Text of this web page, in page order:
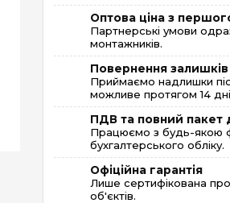
Оптова ціна з
Партнерські умови
монтажників.
Повернення
Приймаємо надлишки
можливе протягом 14
ПДВ та повний пакет
Працюємо з будь-якою
бухгалтерського обліку.
Офіційна гарантія
Лише сертифікована
об'єктів.